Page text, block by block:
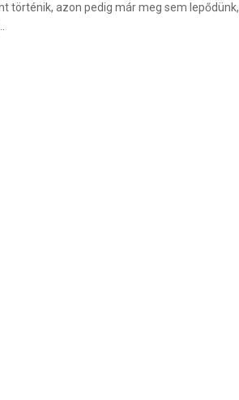
történik, azon pedig már meg sem lepődünk,